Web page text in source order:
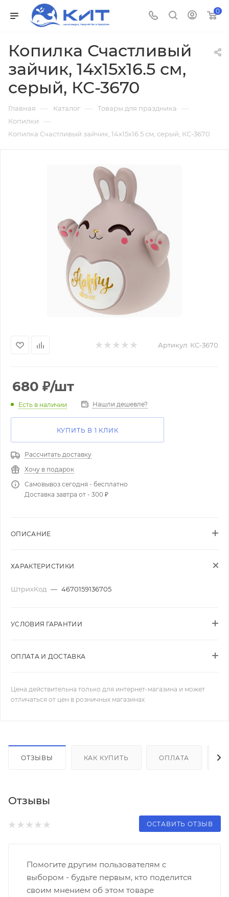
0
Копилка Счастливый
зайчик, 14х15х16.5 см,
серый, КС-3670
Главная — Каталог — Товары для праздника —
Копилки —
Копилка Счастливый зайчик, 14х15х16.5 см, серый, КС-3670
Артикул: КС-3670
680 ₽/шт
Есть в наличии Нашли дешевле?
КУПИТЬ В 1 КЛИК
Рассчитать доставку
Хочу в подарок
Самовывоз сегодня - бесплатно
Доставка завтра от - 300 ₽
ОПИСАНИЕ
ХАРАКТЕРИСТИКИ
ШтрихКод — 4670159136705
УСЛОВИЯ ГАРАНТИИ
ОПЛАТА И ДОСТАВКА
Цена действительна только для интернет-магазина и может
отличаться от цен в розничных магазинах
ОТЗЫВЫ КАК КУПИТЬ ОПЛАТА
Отзывы
ОСТАВИТЬ ОТЗЫВ
Помогите другим пользователям с
выбором - будьте первым, кто поделится
своим мнением об этом товаре